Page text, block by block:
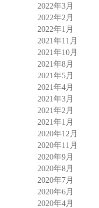
2022年3月
2022年2月
2022年1月
2021年11月
2021年10月
2021年8月
2021年5月
2021年4月
2021年3月
2021年2月
2021年1月
2020年12月
2020年11月
2020年9月
2020年8月
2020年7月
2020年6月
2020年4月